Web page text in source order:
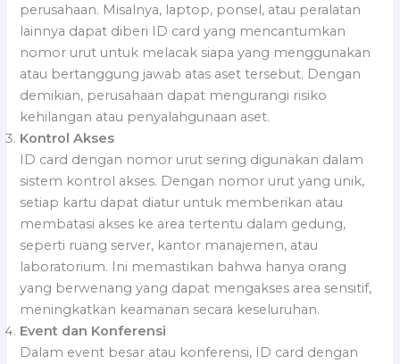
perusahaan. Misalnya, laptop, ponsel, atau peralatan
lainnya dapat diberi ID card yang mencantumkan
nomor urut untuk melacak siapa yang menggunakan
atau bertanggung jawab atas aset tersebut. Dengan
demikian, perusahaan dapat mengurangi risiko
kehilangan atau penyalahgunaan aset.
Kontrol Akses
ID card dengan nomor urut sering digunakan dalam
sistem kontrol akses. Dengan nomor urut yang unik,
setiap kartu dapat diatur untuk memberikan atau
membatasi akses ke area tertentu dalam gedung,
seperti ruang server, kantor manajemen, atau
laboratorium. Ini memastikan bahwa hanya orang
yang berwenang yang dapat mengakses area sensitif,
meningkatkan keamanan secara keseluruhan.
Event dan Konferensi
Dalam event besar atau konferensi, ID card dengan